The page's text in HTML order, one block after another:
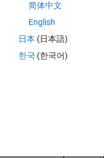
le 16 Juil 2022
Acceptée :
简体中文
English
日本 (日本語)
한국 (한국어)